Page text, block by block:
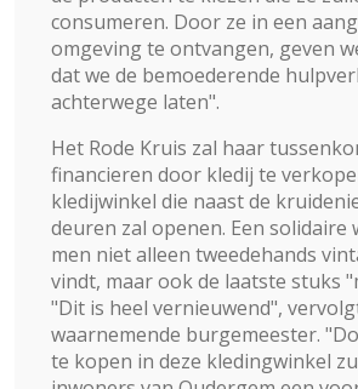
consumeren. Door ze in een
omgeving te ontvangen, geven
dat we de bemoederende
achterwege laten".
Het Rode Kruis zal haar
financieren door kledij te
kledijwinkel die naast de
deuren zal openen. Een solidaire
men niet alleen tweedehands
vindt, maar ook de laatste stuks
"Dit is heel vernieuwend",
waarnemende burgemeester.
te kopen in deze kledingwinkel